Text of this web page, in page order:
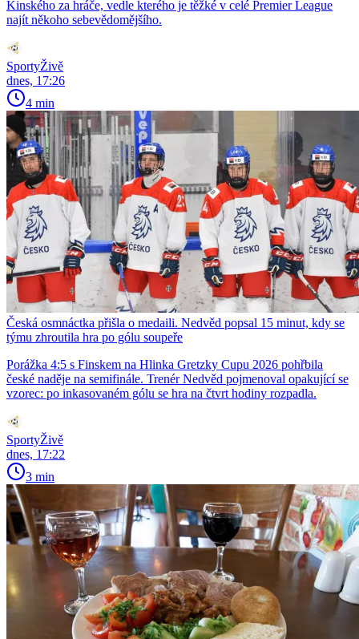
Kinského za hráče, vedle kterého je těžké v celé Premier League
najít někoho sebevědomějšího.
SportyŽivě
dnes, 17:26
4 min
Česká osmnáctka přišla o medaili. Nedvěd popsal 15 minut, kdy se
týmu zhroutila hra po gólu soupeře
Porážka 4:5 s Finskem na Hlinka Gretzky Cupu 2026 pohřbila
české naděje na semifinále. Trenér Nedvěd pojmenoval opakující se
vzorec: po inkasovaném gólu se hra na čtvrt hodiny rozpadla.
SportyŽivě
dnes, 17:22
3 min